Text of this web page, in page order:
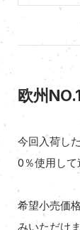
欧州
今回入荷し
0％使用して
希望小売価
みいただけま